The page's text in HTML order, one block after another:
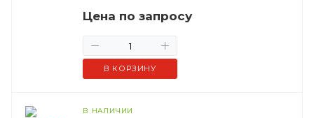
Цена по запросу
В КОРЗИНУ
В НАЛИЧИИ